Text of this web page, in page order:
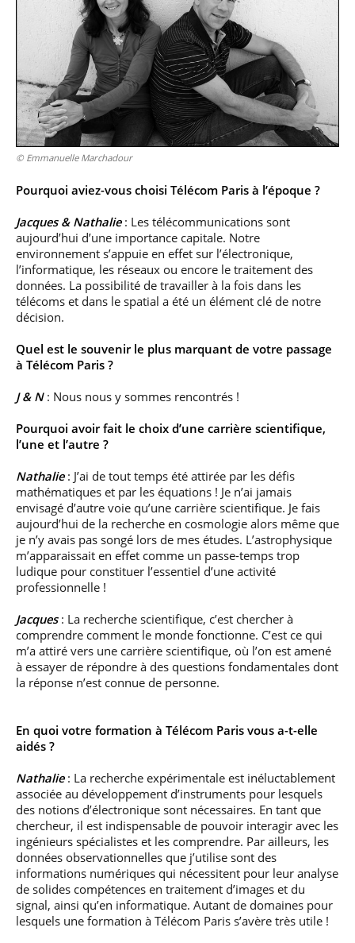
S’engager à Télécom
Paris
Numérique
responsable : nos
élèves impliqués
Parcours Numérique
Responsable
Enquête 1er emploi
Corps des Mines
Parcours Talents : un
Double Diplôme
donnant accès aux
Corps techniques de
l’État
Artificielle en
alternance
(admissions closes)
Expert
cybersécurité des
réseaux et des
systèmes
d’information
Intelligence
Artificielle – Expert
Artificielle
multimodale et
autonome
Je suis élève en
situation de
handicap, comment
faire ?
Vous êtes admis,
préparez votre
arrivée
Financement
Spécialisé
Brochures &
contacts
Événements des
formations de
Mastère Spécialisé
professionnel
• Journaliste
• Diplômé
• Créateur d’entreprise
© Emmanuelle Marchadour
Pourquoi aviez-vous choisi Télécom Paris à l’époque ?
Jacques & Nathalie : Les télécommunications sont
aujourd’hui d’une importance capitale. Notre
environnement s’appuie en effet sur l’électronique,
l’informatique, les réseaux ou encore le traitement des
données. La possibilité de travailler à la fois dans les
télécoms et dans le spatial a été un élément clé de notre
décision.
Quel est le souvenir le plus marquant de votre passage
à Télécom Paris ?
J & N: Nous nous y sommes rencontrés !
Pourquoi avoir fait le choix d’une carrière scientifique,
l’une et l’autre ?
Nathalie: J’ai de tout temps été attirée par les défis
mathématiques et par les équations ! Je n’ai jamais
envisagé d’autre voie qu’une carrière scientifique. Je fais
aujourd’hui de la recherche en cosmologie alors même que
je n’y avais pas songé lors de mes études. L’astrophysique
m’apparaissait en effet comme un passe-temps trop
ludique pour constituer l’essentiel d’une activité
professionnelle !
Jacques: La recherche scientifique, c’est chercher à
comprendre comment le monde fonctionne. C’est ce qui
m’a attiré vers une carrière scientifique, où l’on est amené
à essayer de répondre à des questions fondamentales dont
la réponse n’est connue de personne.
En quoi votre formation à Télécom Paris vous a-t-elle
aidés ?
Nathalie: La recherche expérimentale est inéluctablement
associée au développement d’instruments pour lesquels
des notions d’électronique sont nécessaires. En tant que
chercheur, il est indispensable de pouvoir interagir avec les
ingénieurs spécialistes et les comprendre. Par ailleurs, les
données observationnelles que j’utilise sont des
informations numériques qui nécessitent pour leur analyse
de solides compétences en traitement d’images et du
signal, ainsi qu’en informatique. Autant de domaines pour
lesquels une formation à Télécom Paris s’avère très utile !